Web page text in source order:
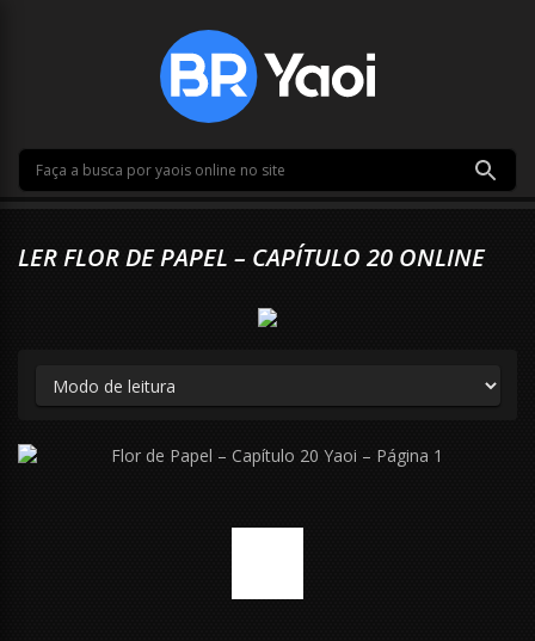
LER FLOR DE PAPEL – CAPÍTULO 20 ONLINE